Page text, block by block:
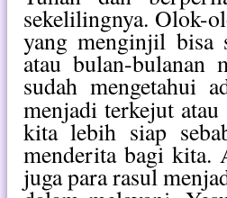
sekelilingnya. Olok-
yang menginjil bisa
atau bulan-bulanan
sudah mengetahui
menjadi terkejut atau
kita lebih siap
menderita bagi kita.
juga para rasul